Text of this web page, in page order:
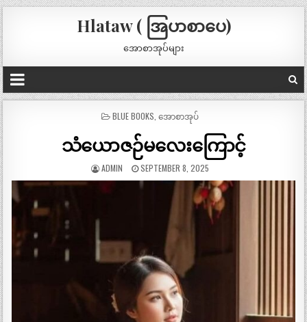
Hlataw ( အြပာစာပေ)
အောစာအုပ်များ
POSTED
BLUE BOOKS အောစာအုပ်
သံယောဇဉ်မလေးကြောင့်
ADMIN SEPTEMBER 8, 2025